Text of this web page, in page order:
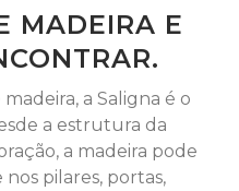
MADEIRA E
a Saligna é o
a estrutura da
a madeira pode
pilares, portas,